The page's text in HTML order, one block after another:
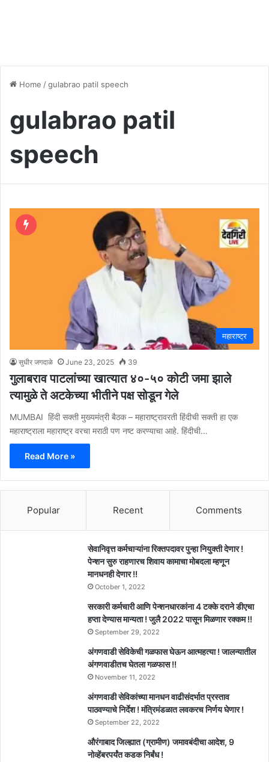
Home /gulabrao patil speech
gulabrao patil
speech
महाराष्ट्र
सुधीर जगदाळे June 23, 2025 39
गुलाबराव पाटलांच्या खात्यात ४०-५० कोटी जमा झाले
त्यामुळे ते अटकेच्या भीतीने पक्ष सोडून गेले
MUMBAI हिंदी सक्ती मुख्यमंत्री बैठक – महाराष्ट्रावरती हिंदीची सक्ती हा एक
महाराष्ट्राला महाराष्ट्र वरचा मराठी पण नष्ट करण्याचा आहे. हिंदीची…
Read More »
Popular Recent Comments
सेवानिवृत्त कर्मचाऱ्यांना रिक्तपदावर पुन्हा नियुक्ती देणार !
पेन्शन सुरु राहणारच शिवाय कामाचा मोबदला म्हणून
मानधनही देणार !!
October 1, 2022
सरकारी कर्मचारी आणि पेन्शनधारकांना 4 टक्के दराने डीएचा
हप्ता देण्यास मान्यता ! जुलै 2022 पासून मिळणार रक्कम !!
September 29, 2022
अंगणवाडी सेविकेची गळफास घेऊन आत्महत्या ! जालन्यातील
अंगणवाडीतच घेतला गळफास !!
November 11, 2022
अंगणवाडी सेविकांच्या मानधन वाढीसंदर्भात प्रस्ताव
पाठवण्याचे निर्देश ! मंत्रिमंडळात लवकरच निर्णय घेणार !
September 22, 2022
औरंगाबाद जिल्ह्यात (ग्रामीण) जमावबंदीचा आदेश, 9
नोव्हेंबरपर्यंत कडक निर्बंध !